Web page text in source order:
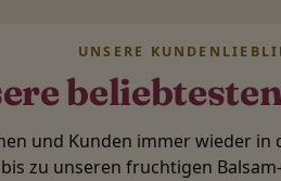
UNSERE
und Kunden immer wieder
bis zu unseren fruchtigen